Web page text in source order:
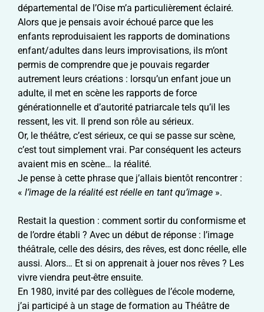
départemental de l’Oise m’a particulièrement éclairé.
Alors que je pensais avoir échoué parce que les
enfants reproduisaient les rapports de dominations
enfant/adultes dans leurs improvisations, ils m’ont
permis de comprendre que je pouvais regarder
autrement leurs créations : lorsqu’un enfant joue un
adulte, il met en scène les rapports de force
générationnelle et d’autorité patriarcale tels qu’il les
ressent, les vit. Il prend son rôle au sérieux.
Or, le théâtre, c’est sérieux, ce qui se passe sur scène,
c’est tout simplement vrai. Par conséquent les acteurs
avaient mis en scène… la réalité.
Je pense à cette phrase que j’allais bientôt rencontrer :
« l’image de la réalité est réelle en tant qu’image ».
Restait la question : comment sortir du conformisme et
de l’ordre établi ? Avec un début de réponse : l’image
théâtrale, celle des désirs, des rêves, est donc réelle, elle
aussi. Alors… Et si on apprenait à jouer nos rêves ? Les
vivre viendra peut-être ensuite.
En 1980, invité par des collègues de l’école moderne,
j’ai participé à un stage de formation au Théâtre de